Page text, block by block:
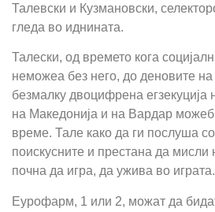
Талевски и Кузмановски,
гледа во иднината.
Талески, од времето кога
неможеа без него, до деновите на
безмалку двоцифрена егзекуција
на Македонија и на Вардар
време. Тале како да ги послуша
поискусните и престана да
почна да игра, да ужива во играта.
Еурофарм, 1 или 2, можат да